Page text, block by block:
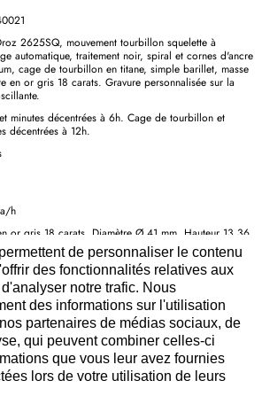
de personnaliser le contenu
des fonctionnalités relatives aux
notre trafic. Nous
des informations sur l'utilisation
partenaires de médias sociaux, de
qui peuvent combiner celles-ci
que vous leur avez fournies
lors de votre utilisation de leurs
2625SQ, mouvement tourbillon squelette à
automatique, traitement noir, spiral et cornes d'ancre
cage de tourbillon en titane, simple barillet, masse
en or gris 18 carats. Gravure personnalisée sur la
minutes décentrées à 6h. Cage de tourbillon et
décentrées à 12h.
h
or gris 18 carats. Diamètre Ø 41 mm. Hauteur 13.36
bar (30 mètres)
et base en saphir bleu. Index et axes de fixation
en or gris18 carats.
minute en or gris 18 carats, seconde en acier
en caoutchouc